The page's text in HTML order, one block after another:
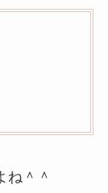
ね＾＾